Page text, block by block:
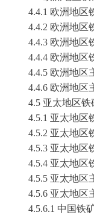
4.4.1 欧洲地区
4.4.2 欧洲地区
4.4.3 欧洲地区
4.4.4 欧洲地区
4.4.5 欧洲地区
4.4.6 欧洲地区
4.5 亚太地区铁
4.5.1 亚太地区
4.5.2 亚太地区
4.5.3 亚太地区
4.5.4 亚太地区
4.5.5 亚太地区
4.5.6 亚太地区
4.5.6.1 中国铁